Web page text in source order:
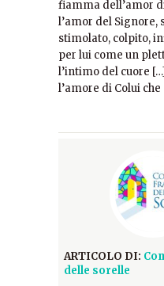
fiamma dell’amor
l’amor del Signore,
stimolato, colpito,
per lui come un
l’intimo del cuore
l’amore di Colui
ARTICOLO DI:
delle sorelle